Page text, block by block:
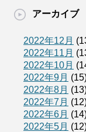
アーカイブ
2022年12月
2022年11月
2022年10月
2022年9月
2022年8月
2022年7月
2022年6月
2022年5月